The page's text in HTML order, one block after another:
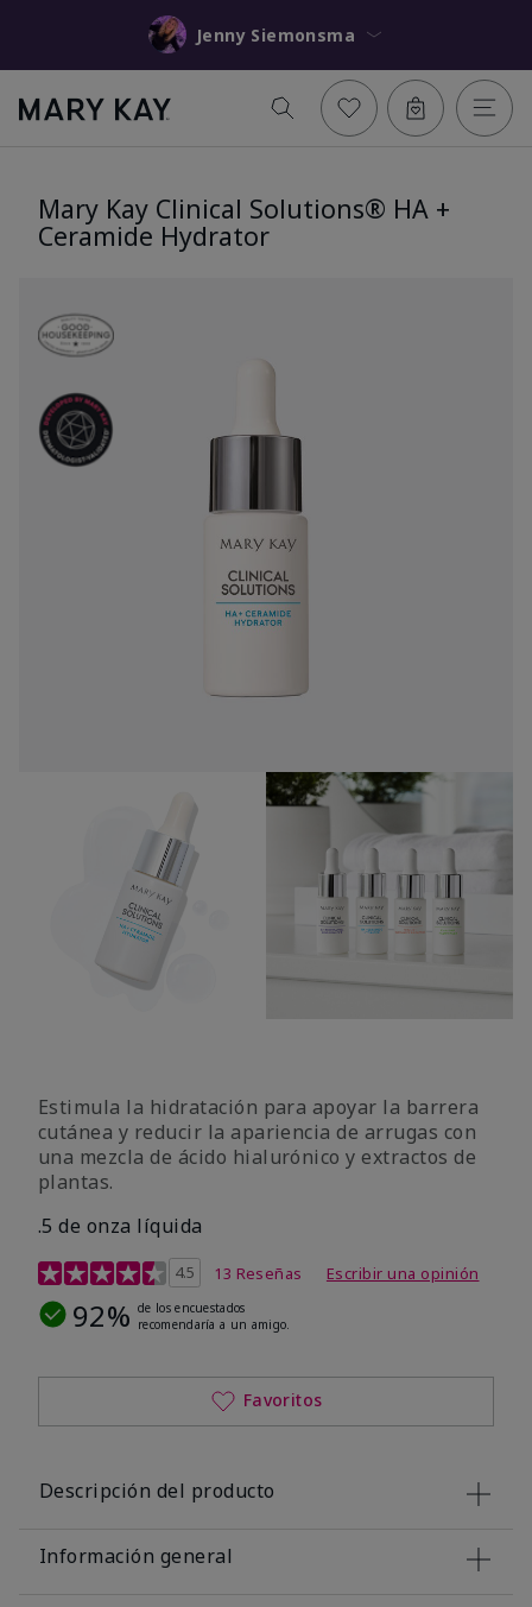
Jenny Siemonsma
Mary Kay Clinical Solutions® HA +
Ceramide Hydrator
Estimula la hidratación para apoyar la barrera
cutánea y reducir la apariencia de arrugas con
una mezcla de ácido hialurónico y extractos de
plantas.
.5 de onza líquida
Calificación de clientes de 3,2 de 5
4.5 13 Reseñas Escribir una opinión
92% de los encuestados
recomendaría a un amigo.
Favoritos
Descripción del producto
Información general